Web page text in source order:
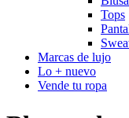
Tops
Marcas de lujo
Lo + nuevo
Vende tu ropa